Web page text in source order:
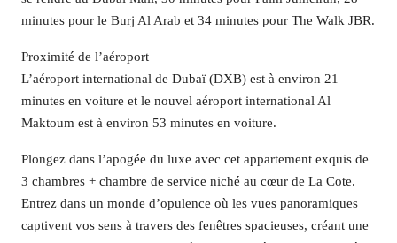
minutes pour le Burj Al Arab et 34 minutes pour The Walk JBR.
Proximité de l’aéroport
L’aéroport international de Dubaï (DXB) est à environ 21
minutes en voiture et le nouvel aéroport international Al
Maktoum est à environ 53 minutes en voiture.
Plongez dans l’apogée du luxe avec cet appartement exquis de
3 chambres + chambre de service niché au cœur de La Cote.
Entrez dans un monde d’opulence où les vues panoramiques
captivent vos sens à travers des fenêtres spacieuses, créant une